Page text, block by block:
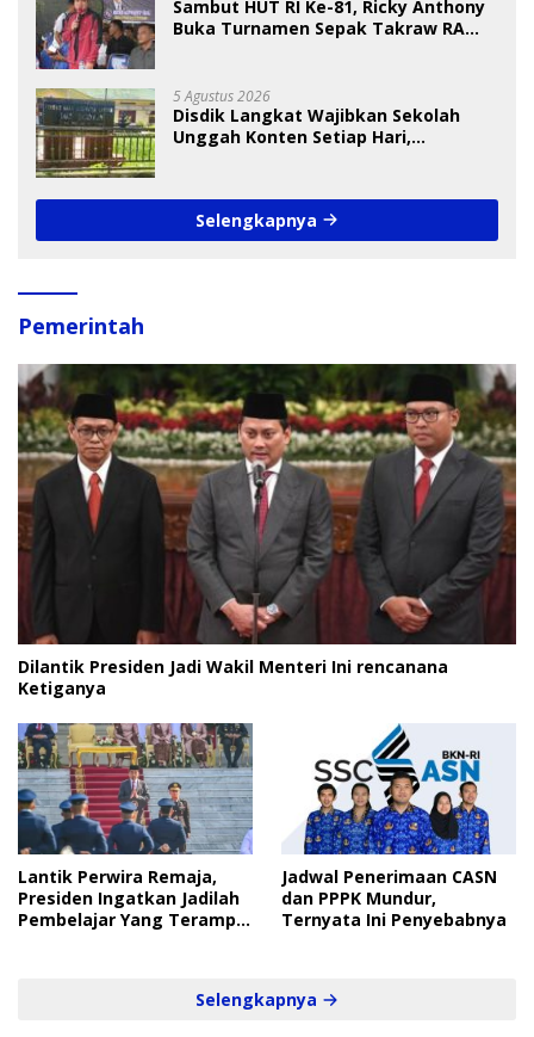
Sambut HUT RI Ke-81, Ricky Anthony
Buka Turnamen Sepak Takraw RA
5 Agustus 2026
Disdik Langkat Wajibkan Sekolah
Unggah Konten Setiap Hari,
Selengkapnya
Pemerintah
Dilantik Presiden Jadi Wakil Menteri Ini rencanana
Ketiganya
Lantik Perwira Remaja,
Presiden Ingatkan Jadilah
Pembelajar Yang Terampil
Jadwal Penerimaan CASN
dan PPPK Mundur,
Ternyata Ini Penyebabnya
Selengkapnya